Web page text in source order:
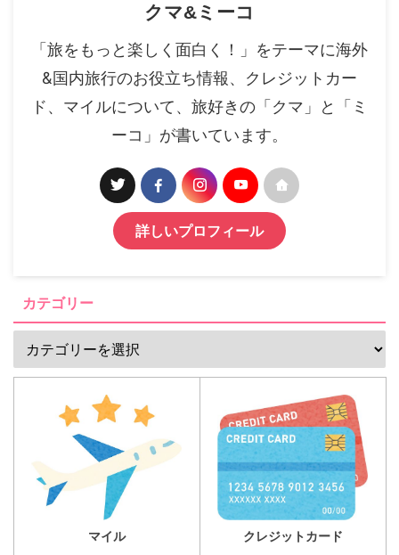
クマ&ミーコ
「旅をもっと楽しく面白く！」をテーマに海外
&国内旅行のお役立ち情報、クレジットカー
ド、マイルについて、旅好きの「クマ」と「ミ
ーコ」が書いています。
詳しいプロフィール
カテゴリー
マイル クレジットカード